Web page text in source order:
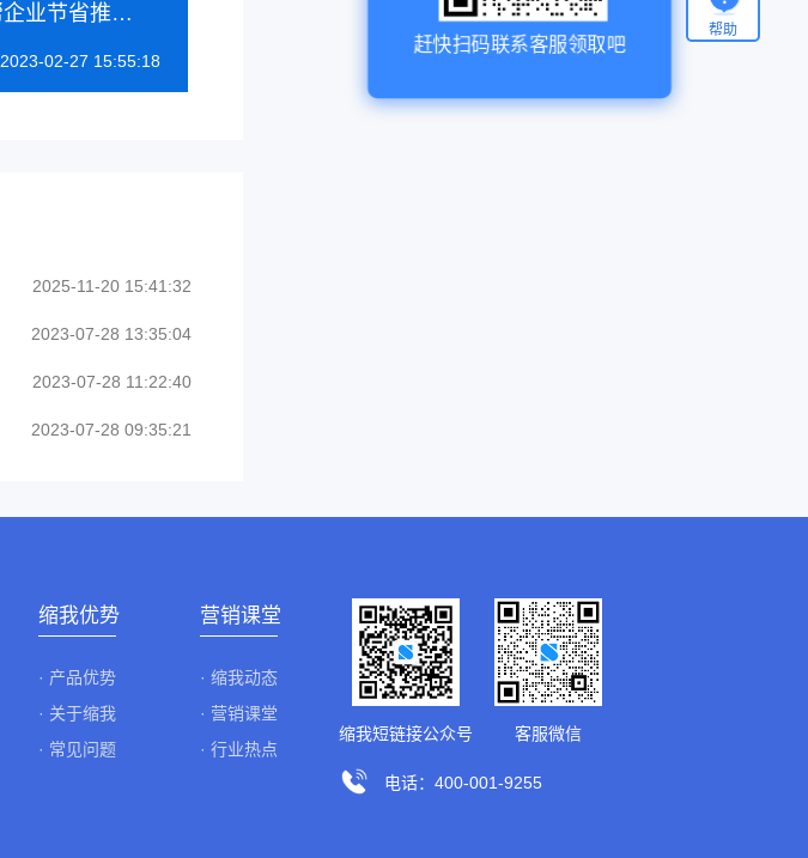
短链接如何帮企业节省推广成本？ | 缩我短网址
2023-02-27 15:55:18
2025-11-20 15:41:32
2023-07-28 13:35:04
2023-07-28 11:22:40
2023-07-28 09:35:21
缩我优势
· 产品优势
· 关于缩我
· 常见问题
营销课堂
· 缩我动态
· 营销课堂
· 行业热点
缩我短链接公众号 客服微信
电话：400-001-9255
赶快扫码联系客服领取吧
帮助